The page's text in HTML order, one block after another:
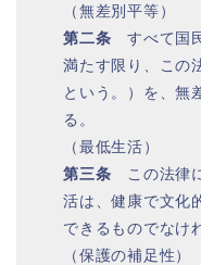
（無差別平等）
第二条 すべて国
満たす限り、この
という。）を、無
る。
（最低生活）
第三条 この法律
活は、健康で文化
できるものでなけ
（保護の補足性）